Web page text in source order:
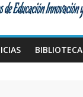
BIBLIOTECA